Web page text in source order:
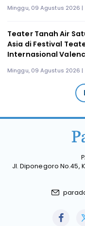
Minggu, 09 Agustus 2026 |
Teater Tanah Air
Asia di Festival
Internasional
Minggu, 09 Agustus 2026 |
Jl. Diponegoro No.45,